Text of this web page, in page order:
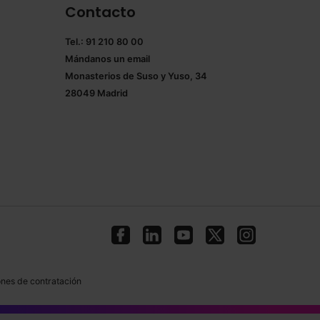
Contacto
Tel.: 91 210 80 00
Mándanos un email
Monasterios de Suso y Yuso, 34
28049 Madrid
de contratación